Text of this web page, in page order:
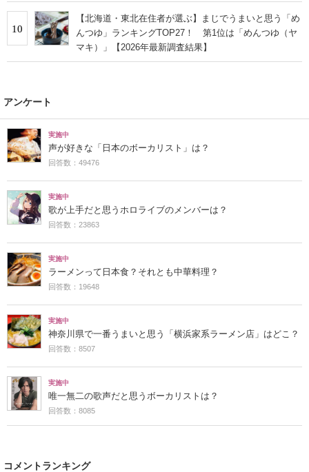
10
【北海道・東北在住者が選ぶ】まじでうまいと思う「め
んつゆ」ランキングTOP27！ 第1位は「めんつゆ（ヤ
マキ）」【2026年最新調査結果】
アンケート
実施中
声が好きな「日本のボーカリスト」は？
回答数：49476
実施中
歌が上手だと思うホロライブのメンバーは？
回答数：23863
実施中
ラーメンって日本食？それとも中華料理？
回答数：19648
実施中
神奈川県で一番うまいと思う「横浜家系ラーメン店」はどこ？
回答数：8507
実施中
唯一無二の歌声だと思うボーカリストは？
回答数：8085
コメントランキング